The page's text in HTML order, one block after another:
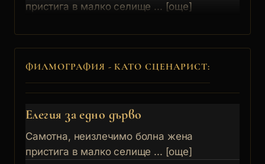
пристига в малко селище ... [още]
ФИЛМОГРАФИЯ - КАТО СЦЕНАРИСТ:
Елегия за едно дърво
Самотна, неизлечимо болна жена
пристига в малко селище ... [още]